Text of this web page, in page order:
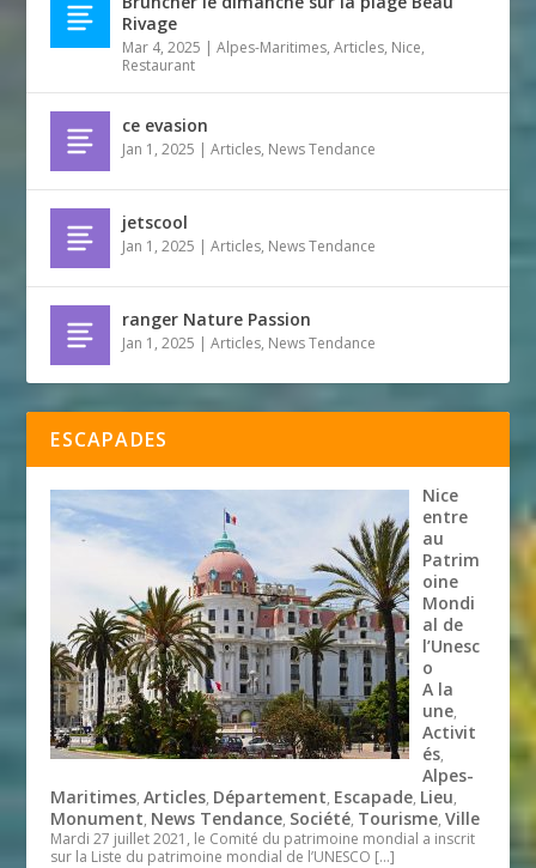
Rivage
Mar 4, 2025 |Alpes-Maritimes,Articles, Nice,
Restaurant
ce evasion
Jan 1, 2025 |Articles, News Tendance
jetscool
Jan 1, 2025 |Articles, News Tendance
ranger Nature Passion
Jan 1, 2025 |Articles, News Tendance
ESCAPADES
Nice
entre
au
Patrim
oine
Mondi
al de
l’Unesc
o
A la
une,
Activit
és,
Alpes-
Maritimes,Articles, Département, Escapade, Lieu,
Monument, News Tendance, Société, Tourisme,Ville
Mardi 27 juillet 2021, le Comité du patrimoine mondial a inscrit
sur la Liste du patrimoine mondial de l’UNESCO […]